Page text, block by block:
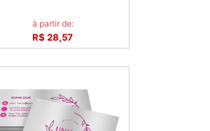
à partir de:
R$ 28,57